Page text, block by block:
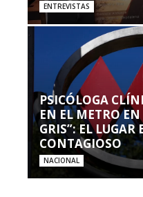
ENTREVISTAS
PSICÓLOGA
EN EL METRO
GRIS”: EL LUGAR
CONTAGIOSO
NACIONAL